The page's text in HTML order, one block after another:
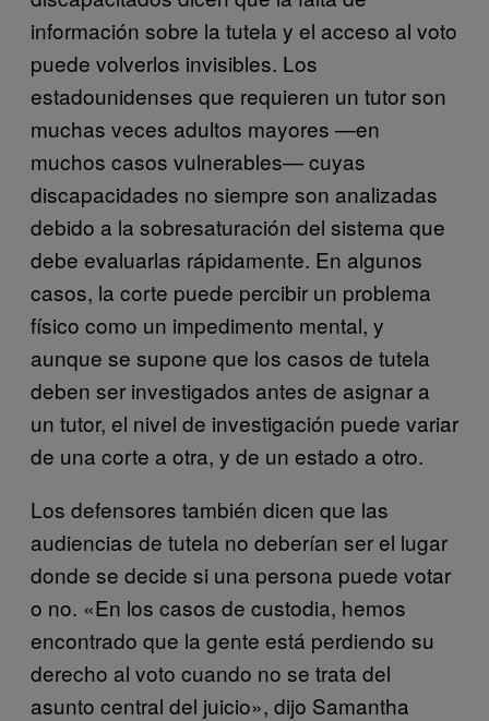
información sobre la tutela y el acceso al voto
puede volverlos invisibles. Los
estadounidenses que requieren un tutor son
muchas veces adultos mayores —en
muchos casos vulnerables— cuyas
discapacidades no siempre son analizadas
debido a la sobresaturación del sistema que
debe evaluarlas rápidamente. En algunos
casos, la corte puede percibir un problema
físico como un impedimento mental, y
aunque se supone que los casos de tutela
deben ser investigados antes de asignar a
un tutor, el nivel de investigación puede variar
de una corte a otra, y de un estado a otro.
Los defensores también dicen que las
audiencias de tutela no deberían ser el lugar
donde se decide si una persona puede votar
o no. «En los casos de custodia, hemos
encontrado que la gente está perdiendo su
derecho al voto cuando no se trata del
asunto central del juicio», dijo Samantha